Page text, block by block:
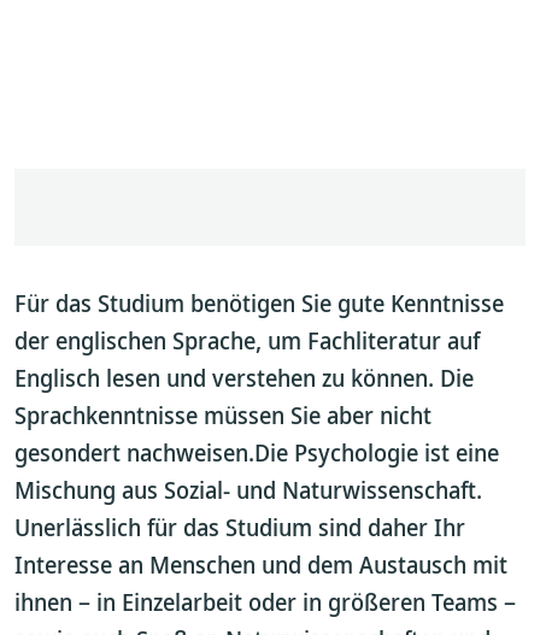
Für das Studium benötigen Sie gute Kenntnisse
der englischen Sprache, um Fachliteratur auf
Englisch lesen und verstehen zu können. Die
Sprachkenntnisse müssen Sie aber nicht
gesondert nachweisen.Die Psychologie ist eine
Mischung aus Sozial- und Naturwissenschaft.
Unerlässlich für das Studium sind daher Ihr
Interesse an Menschen und dem Austausch mit
ihnen – in Einzelarbeit oder in größeren Teams –